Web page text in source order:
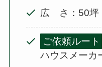
広 さ：50坪
ご依頼ルート
ハウスメーカ